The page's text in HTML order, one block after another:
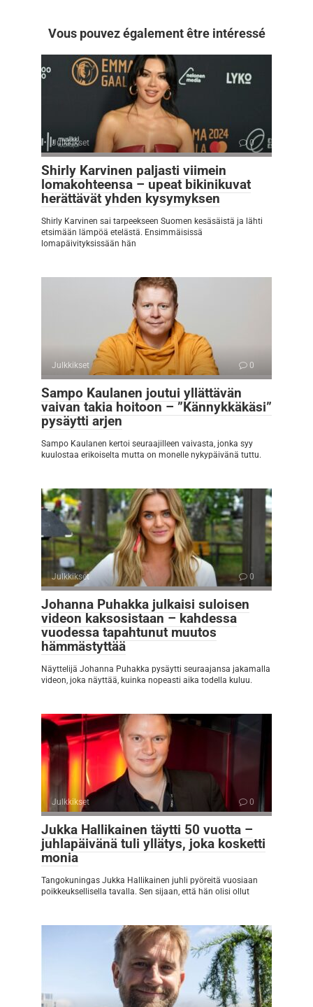
Vous pouvez également être intéressé
Julkkikset 0
Shirly Karvinen paljasti viimein
lomakohteensa – upeat bikinikuvat
herättävät yhden kysymyksen
Shirly Karvinen sai tarpeekseen Suomen kesäsäistä ja lähti
etsimään lämpöä etelästä. Ensimmäisissä
lomapäivityksissään hän
Julkkikset 0
Sampo Kaulanen joutui yllättävän
vaivan takia hoitoon – ”Kännykkäkäsi”
pysäytti arjen
Sampo Kaulanen kertoi seuraajilleen vaivasta, jonka syy
kuulostaa erikoiselta mutta on monelle nykypäivänä tuttu.
Julkkikset 0
Johanna Puhakka julkaisi suloisen
videon kaksosistaan – kahdessa
vuodessa tapahtunut muutos
hämmästyttää
Näyttelijä Johanna Puhakka pysäytti seuraajansa jakamalla
videon, joka näyttää, kuinka nopeasti aika todella kuluu.
Julkkikset 0
Jukka Hallikainen täytti 50 vuotta –
juhlapäivänä tuli yllätys, joka kosketti
monia
Tangokuningas Jukka Hallikainen juhli pyöreitä vuosiaan
poikkeuksellisella tavalla. Sen sijaan, että hän olisi ollut